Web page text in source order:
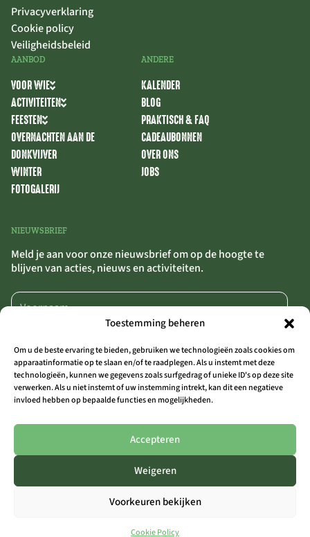
Toestemming beheren
Om u de beste ervaring te bieden, gebruiken we technologieën zoals cookies om
apparaatinformatie op te slaan en/of te raadplegen. Als u instemt met deze
technologieën, kunnen we gegevens zoals surfgedrag of unieke ID's op deze site
verwerken. Als u niet instemt of uw instemming intrekt, kan dit een negatieve
invloed hebben op bepaalde functies en mogelijkheden.
Accepteren
Weigeren
Voorkeuren bekijken
Cookie Policy
Privacyverklaring
Cookie policy
Veiligheidsbeleid
AANBOD
VOOR WIE
ACTIVITEITEN
FEESTEN
OVERNACHTEN AAN DE
DONKVIJVER
WINTER
FOTOGALERIJ
ANDERE
KALENDER
BLOG
PRAKTISCH & FAQ
CADEAUBONNEN
OVER ONS
JOBS
NIEUWSBRIEF
Meld je aan voor onze nieuwsbrief om op de hoogte te
blijven van acties, nieuws en activiteiten.
algemene voorwaarden.
AANMELDEN>>